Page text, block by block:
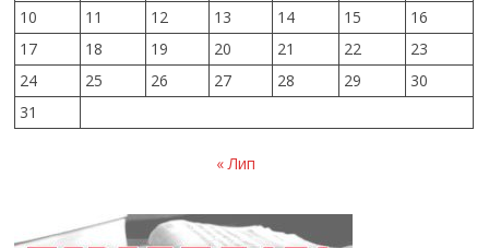
10
11 12 13 14 15
16
17
18 19 20 21 22
23
24
25 26 27 28 29
30
31
« Лип